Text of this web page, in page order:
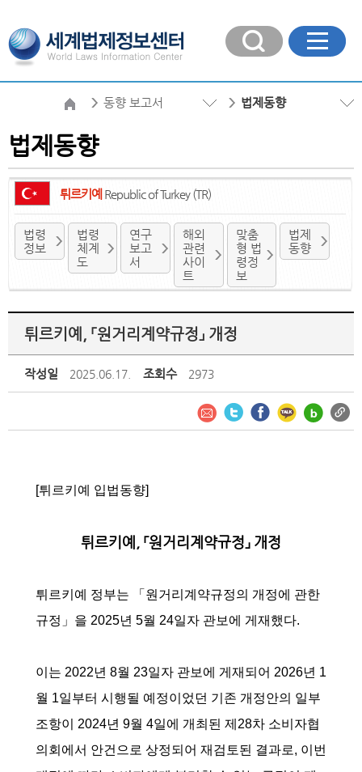
동향 보고서 법제동향
법제동향
튀르키예 Republic of Turkey (TR)
법령
정보
법령
체계
도
연구
보고
서
해외
관련
사이
트
맞춤
형 법
령정
보
법제
동향
튀르키예, 「원거리계약규정」 개정
작성일 2025.06.17. 조회수 2973
[튀르키예 입법동향]
튀르키예, 「원거리계약규정」 개정
튀르키예 정부는 「원거리계약규정의 개정에 관한
규정」을 2025년 5월 24일자 관보에 게재했다.
이는 2022년 8월 23일자 관보에 게재되어 2026년 1
월 1일부터 시행될 예정이었던 기존 개정안의 일부
조항이 2024년 9월 4일에 개최된 제28차 소비자협
의회에서 안건으로 상정되어 재검토된 결과로, 이번